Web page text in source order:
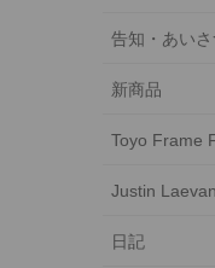
告知・あいさ
新商品
Toyo Frame
Justin
日記